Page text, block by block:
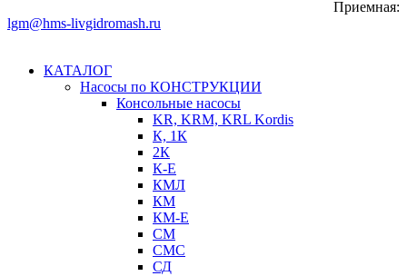
Приемная:
lgm@hms-livgidromash.ru
КАТАЛОГ
Насосы по КОНСТРУКЦИИ
Консольные насосы
KR, KRM, KRL Kordis
К, 1К
2К
К-Е
КМЛ
КМ
КМ-Е
СМ
СМС
СД